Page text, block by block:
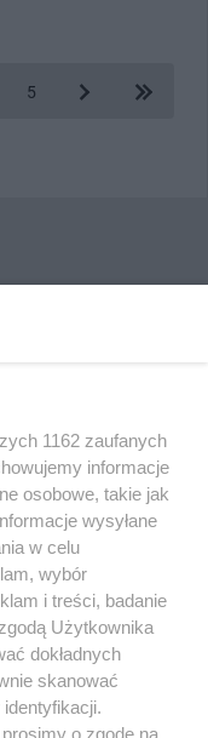
5
Serwis Informacyjny Miasta
HOSTING
FACEBOOK KONTAKT
Muzyka i kultura
1162 zaufanych
informacje
osobowe, takie jak
wysyłane
w celu
wybór
i treści, badanie
Użytkownika
dokładnych
skanować
o zgodę na